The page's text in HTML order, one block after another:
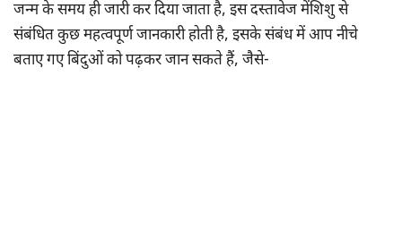
जन्म के समय ही जारी कर दिया जाता है, इस दस्तावेज मेंशिशु से
संबंधित कुछ महत्वपूर्ण जानकारी होती है, इसके संबंध में आप नीचे
बताए गए बिंदुओं को पढ़कर जान सकते हैं, जैसे-